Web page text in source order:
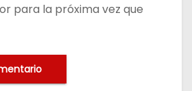
para la próxima vez que